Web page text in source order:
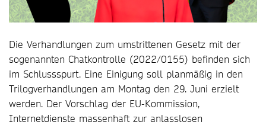
Die Verhandlungen zum umstrittenen Gesetz mit der
sogenannten Chatkontrolle (2022/0155) befinden sich
im Schlussspurt. Eine Einigung soll planmäßig in den
Trilogverhandlungen am Montag den 29. Juni erzielt
werden. Der Vorschlag der EU-Kommission,
Internetdienste massenhaft zur anlasslosen